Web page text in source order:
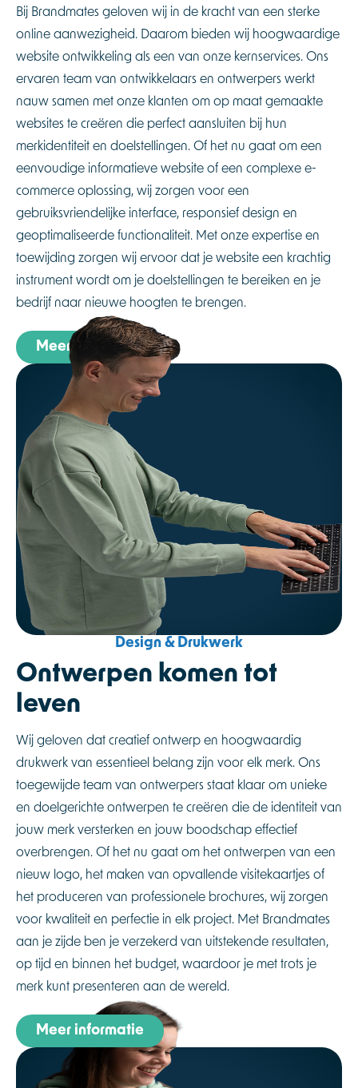
Bij Brandmates geloven wij in de kracht van een sterke
online aanwezigheid. Daarom bieden wij hoogwaardige
website ontwikkeling als een van onze kernservices. Ons
ervaren team van ontwikkelaars en ontwerpers werkt
nauw samen met onze klanten om op maat gemaakte
websites te creëren die perfect aansluiten bij hun
merkidentiteit en doelstellingen. Of het nu gaat om een
eenvoudige informatieve website of een complexe e-
commerce oplossing, wij zorgen voor een
gebruiksvriendelijke interface, responsief design en
geoptimaliseerde functionaliteit. Met onze expertise en
toewijding zorgen wij ervoor dat je website een krachtig
instrument wordt om je doelstellingen te bereiken en je
bedrijf naar nieuwe hoogten te brengen.
Meer informatie
Design & Drukwerk
Ontwerpen komen tot
leven
Wij geloven dat creatief ontwerp en hoogwaardig
drukwerk van essentieel belang zijn voor elk merk. Ons
toegewijde team van ontwerpers staat klaar om unieke
en doelgerichte ontwerpen te creëren die de identiteit van
jouw merk versterken en jouw boodschap effectief
overbrengen. Of het nu gaat om het ontwerpen van een
nieuw logo, het maken van opvallende visitekaartjes of
het produceren van professionele brochures, wij zorgen
voor kwaliteit en perfectie in elk project. Met Brandmates
aan je zijde ben je verzekerd van uitstekende resultaten,
op tijd en binnen het budget, waardoor je met trots je
merk kunt presenteren aan de wereld.
Meer informatie